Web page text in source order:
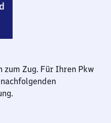
Zug. Für Ihren Pkw